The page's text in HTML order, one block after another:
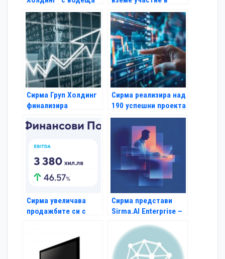
позиция по приходи
сред българските
софтуерни компании
дискусия за
иновациите и
развойната дейност
в България
Сирма Груп Холдинг
финализира
си с цел бъдещото
разширяване
Сирма реализира над
190 успешни проекта
в различни
индустрии през 2024
година
Сирма увеличава
продажбите си с
на 2025 г.
Сирма представи
Sirma.AI Enterprise –
отговор на
корпоративния
изкуствен интелект